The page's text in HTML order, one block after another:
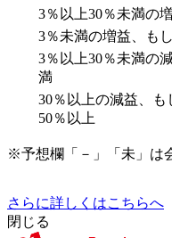
3％以上30％未満の
3％未満の増益、も
3％以上30％未満の
満
30％以上の減益、
50％以上
※予想欄「－」「未」は
さらに詳しくはこちらへ
閉じる